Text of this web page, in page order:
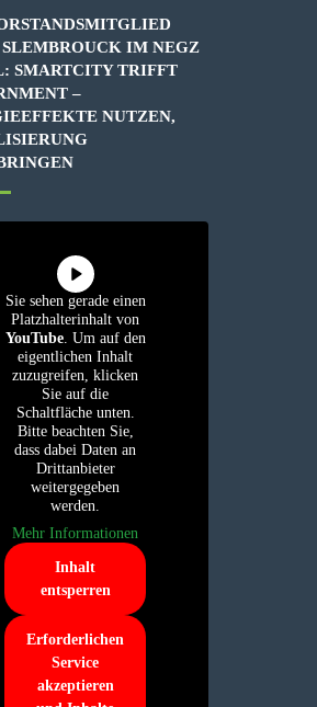
SLEMBROUCK IM NEGZ
SMARTCITY TRIFFT
–
NUTZEN,
Sie sehen gerade einen
Platzhalterinhalt von
YouTube. Um auf den
eigentlichen Inhalt
zuzugreifen, klicken
Sie auf die
Schaltfläche unten.
Bitte beachten Sie,
dass dabei Daten an
Drittanbieter
weitergegeben
werden.
Mehr Informationen
Inhalt
entsperren
Erforderlichen
Service
akzeptieren